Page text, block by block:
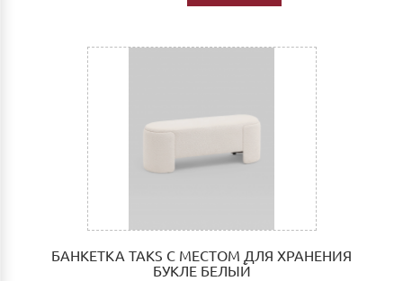
БАНКЕТКА TAKS С МЕСТОМ ДЛЯ ХРАНЕНИЯ
БУКЛЕ БЕЛЫЙ